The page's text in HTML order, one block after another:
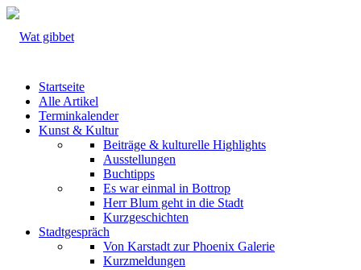
Startseite
Alle Artikel
Terminkalender
Kunst & Kultur
Beiträge & kulturelle Highlights
Ausstellungen
Buchtipps
Es war einmal in Bottrop
Herr Blum geht in die Stadt
Kurzgeschichten
Stadtgespräch
Von Karstadt zur Phoenix Galerie
Kurzmeldungen